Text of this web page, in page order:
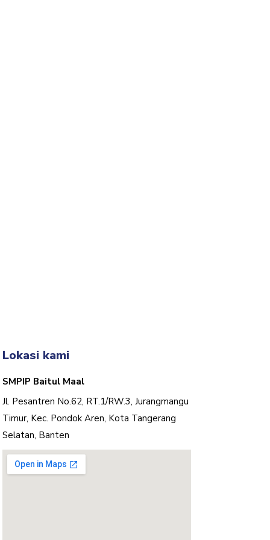
Lokasi kami
SMPIP Baitul Maal
Jl. Pesantren No.62, RT.1/RW.3, Jurangmangu
Timur, Kec. Pondok Aren, Kota Tangerang
Selatan, Banten